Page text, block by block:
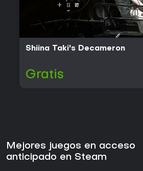
Shiina Taki's Decameron
Gratis
Mejores juegos en acceso
anticipado en Steam